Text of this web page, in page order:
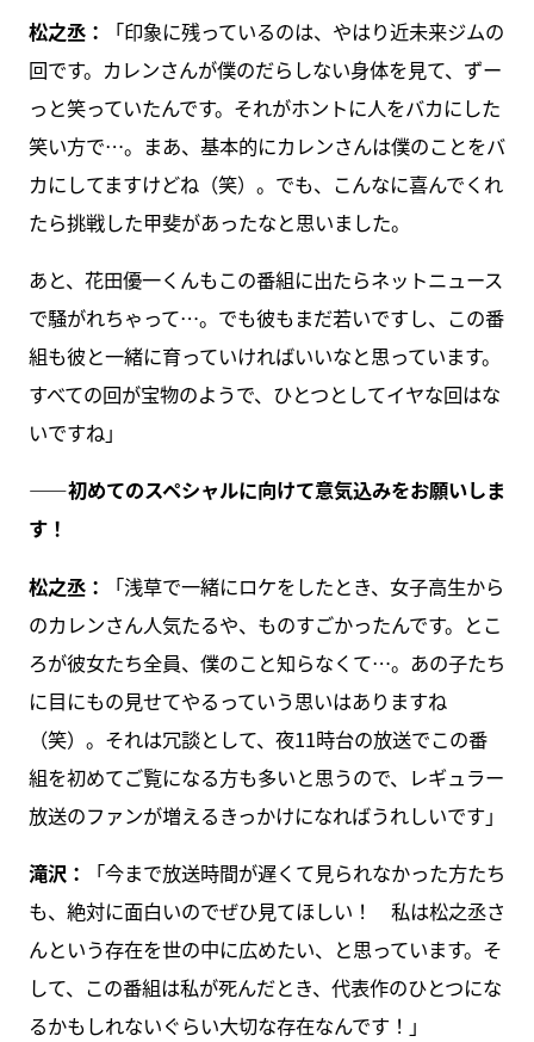
松之丞：
「印象に残っているのは、やはり近未来ジムの
回です。カレンさんが僕のだらしない身体を見て、ずー
っと笑っていたんです。それがホントに人をバカにした
笑い方で…。まあ、基本的にカレンさんは僕のことをバ
カにしてますけどね（笑）。でも、こんなに喜んでくれ
たら挑戦した甲斐があったなと思いました。
あと、花田優一くんもこの番組に出たらネットニュース
で騒がれちゃって…。でも彼もまだ若いですし、この番
組も彼と一緒に育っていければいいなと思っています。
すべての回が宝物のようで、ひとつとしてイヤな回はな
いですね」
――初めてのスペシャルに向けて意気込みをお願いしま
す！
松之丞：
「浅草で一緒にロケをしたとき、女子高生から
のカレンさん人気たるや、ものすごかったんです。とこ
ろが彼女たち全員、僕のこと知らなくて…。あの子たち
に目にもの見せてやるっていう思いはありますね
（笑）。それは冗談として、夜11時台の放送でこの番
組を初めてご覧になる方も多いと思うので、レギュラー
放送のファンが増えるきっかけになればうれしいです」
滝沢：
「今まで放送時間が遅くて見られなかった方たち
も、絶対に面白いのでぜひ見てほしい！ 私は松之丞さ
んという存在を世の中に広めたい、と思っています。そ
して、この番組は私が死んだとき、代表作のひとつにな
るかもしれないぐらい大切な存在なんです！」